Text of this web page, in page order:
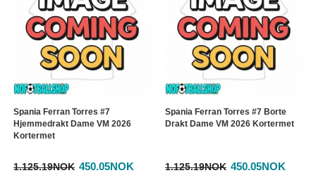
Spania Ferran Torres #7
Hjemmedrakt Dame VM 2026
Kortermet
1.125.19NOK 450.05NOK
Spania Ferran Torres #7 Borte
Drakt Dame VM 2026 Kortermet
1.125.19NOK 450.05NOK